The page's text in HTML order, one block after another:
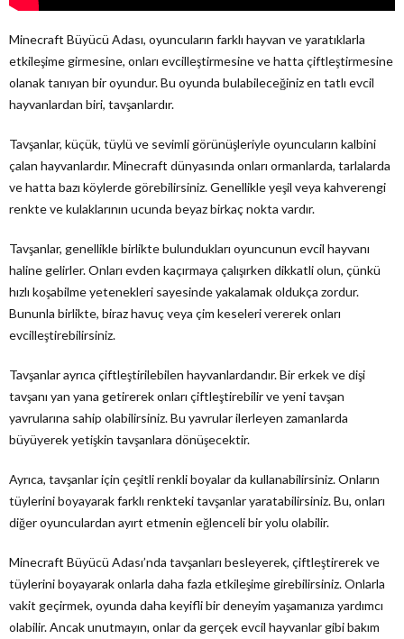
Minecraft Büyücü Adası, oyuncuların farklı hayvan ve yaratıklarla
etkileşime girmesine, onları evcilleştirmesine ve hatta çiftleştirmesine
olanak tanıyan bir oyundur. Bu oyunda bulabileceğiniz en tatlı evcil
hayvanlardan biri, tavşanlardır.
Tavşanlar, küçük, tüylü ve sevimli görünüşleriyle oyuncuların kalbini
çalan hayvanlardır. Minecraft dünyasında onları ormanlarda, tarlalarda
ve hatta bazı köylerde görebilirsiniz. Genellikle yeşil veya kahverengi
renkte ve kulaklarının ucunda beyaz birkaç nokta vardır.
Tavşanlar, genellikle birlikte bulundukları oyuncunun evcil hayvanı
haline gelirler. Onları evden kaçırmaya çalışırken dikkatli olun, çünkü
hızlı koşabilme yetenekleri sayesinde yakalamak oldukça zordur.
Bununla birlikte, biraz havuç veya çim keseleri vererek onları
evcilleştirebilirsiniz.
Tavşanlar ayrıca çiftleştirilebilen hayvanlardandır. Bir erkek ve dişi
tavşanı yan yana getirerek onları çiftleştirebilir ve yeni tavşan
yavrularına sahip olabilirsiniz. Bu yavrular ilerleyen zamanlarda
büyüyerek yetişkin tavşanlara dönüşecektir.
Ayrıca, tavşanlar için çeşitli renkli boyalar da kullanabilirsiniz. Onların
tüylerini boyayarak farklı renkteki tavşanlar yaratabilirsiniz. Bu, onları
diğer oyunculardan ayırt etmenin eğlenceli bir yolu olabilir.
Minecraft Büyücü Adası’nda tavşanları besleyerek, çiftleştirerek ve
tüylerini boyayarak onlarla daha fazla etkileşime girebilirsiniz. Onlarla
vakit geçirmek, oyunda daha keyifli bir deneyim yaşamanıza yardımcı
olabilir. Ancak unutmayın, onlar da gerçek evcil hayvanlar gibi bakım